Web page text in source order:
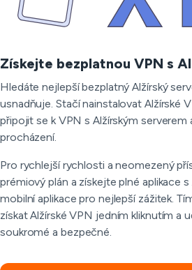
Získejte bezplatnou VPN s
Hledáte nejlepší bezplatný Alžírský
usnadňuje. Stačí nainstalovat Alžírské
připojit se k VPN s Alžírským serverem
procházení.
Pro rychlejší rychlosti a neomezený
prémiový plán a získejte plné aplikace
mobilní aplikace pro nejlepší zážitek.
získat Alžírské VPN jedním kliknutím a
soukromé a bezpečné.